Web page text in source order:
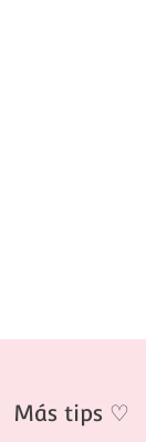
Más tips ♡